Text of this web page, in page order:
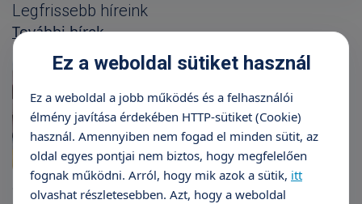
Legfrissebb híreink
További hírek
Gyógytornász továbbképzés
Ez a weboldal sütiket használ
Ez a weboldal a jobb működés és a felhasználói
élmény javítása érdekében HTTP-sütiket (Cookie)
használ. Amennyiben nem fogad el minden sütit, az
oldal egyes pontjai nem biztos, hogy megfelelően
fognak működni. Arról, hogy mik azok a sütik, itt
olvashat részletesebben. Azt, hogy a weboldal